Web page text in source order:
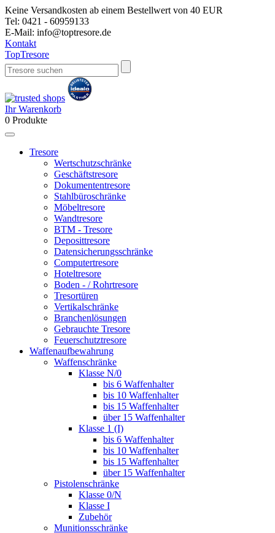
Keine Versandkosten ab einem Bestellwert von 40 EUR
Tel: 0421 - 60959133
E-Mail: info@toptresore.de
Kontakt
TopTresore
Ihr Warenkorb
0 Produkte
Tresore
Wertschutzschränke
Geschäftstresore
Dokumententresore
Stahlbüroschränke
Möbeltresore
Wandtresore
BTM - Tresore
Deposittresore
Datensicherungsschränke
Computertresore
Hoteltresore
Boden - / Rohrtresore
Tresortüren
Vertikalschränke
Branchenlösungen
Gebrauchte Tresore
Feuerschutztresore
Waffenaufbewahrung
Waffenschränke
Klasse N/0
bis 6 Waffenhalter
bis 10 Waffenhalter
bis 15 Waffenhalter
über 15 Waffenhalter
Klasse 1 (I)
bis 6 Waffenhalter
bis 10 Waffenhalter
bis 15 Waffenhalter
über 15 Waffenhalter
Pistolenschränke
Klasse 0/N
Klasse I
Zubehör
Munitionsschränke